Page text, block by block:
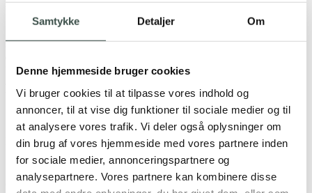
Samtykke Detaljer Om
Denne hjemmeside bruger cookies
Vi bruger cookies til at tilpasse vores indhold og
annoncer, til at vise dig funktioner til sociale medier og til
at analysere vores trafik. Vi deler også oplysninger om
din brug af vores hjemmeside med vores partnere inden
for sociale medier, annonceringspartnere og
analysepartnere. Vores partnere kan kombinere disse
Mie I Medarbejder hos Hermansen Smykker og Ure
Vi er enormt glade for samarbejdet med IT Stack. Som virksomhed
med to fysiske butikker og nok at se til, er det dejligt med et firma
været ude for en problemstilling eller ønske som IT Stack ikke har
vi har følt os trygge under hele processen.
IT Stacks arbejde i processen
Synergi mellem butik og webshop med skræddersyet
design